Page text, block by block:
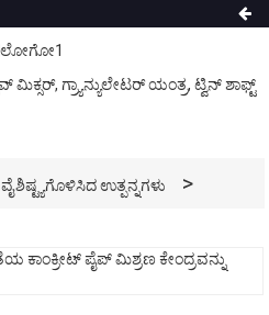
ವೈಶಿಷ್ಟ್ಯಗೊಳಿಸಿದ ಉತ್ಪನ್ನಗಳು